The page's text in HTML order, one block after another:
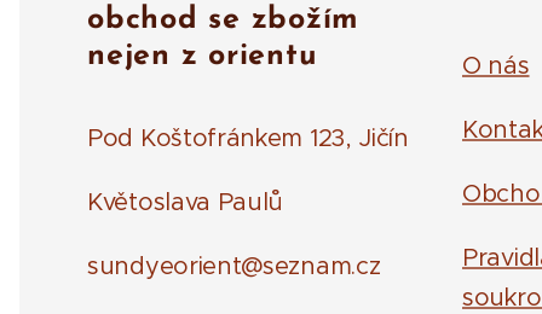
obchod se zbožím
nejen z orientu
Pod Koštofránkem 123, Jičín
Květoslava Paulů
sundyeorient@seznam.cz
O nás